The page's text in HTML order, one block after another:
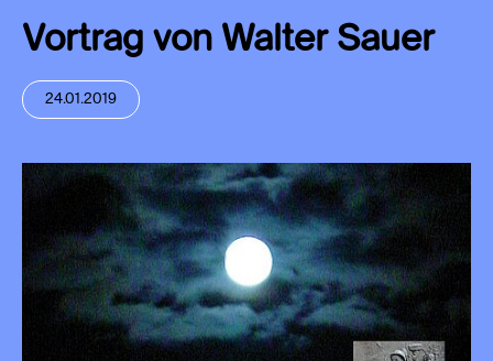
Vortrag von Walter Sauer
24.01.2019